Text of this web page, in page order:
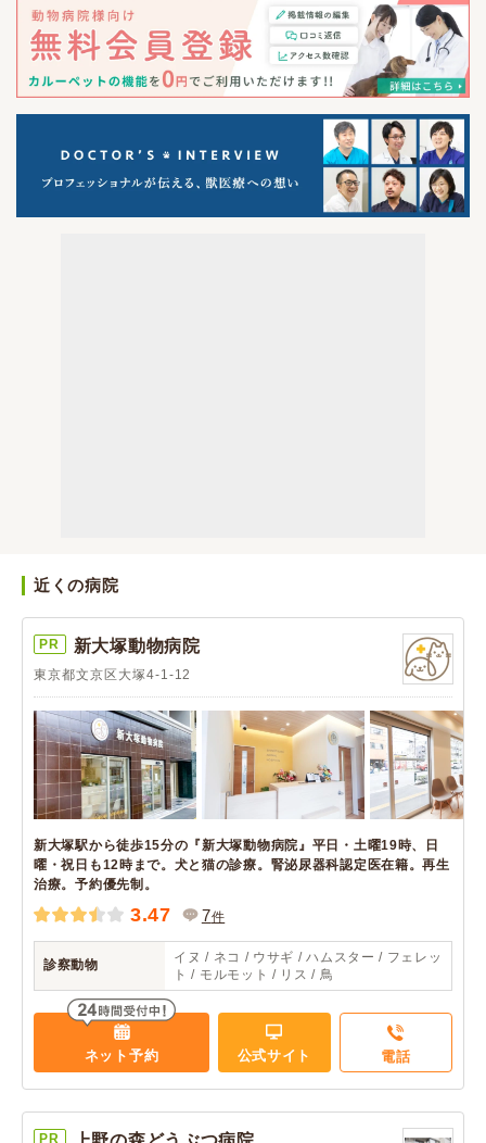
近くの病院
PR 新大塚動物病院
東京都文京区大塚4-1-12
新大塚駅から徒歩15分の『新大塚動物病院』平日・土曜19時、日
曜・祝日も12時まで。犬と猫の診療。腎泌尿器科認定医在籍。再生
治療。予約優先制。
3.47 7件
診察動物
イヌ / ネコ / ウサギ / ハムスター / フェレッ
ト / モルモット / リス / 鳥
ネット予約 公式サイト 電話
PR